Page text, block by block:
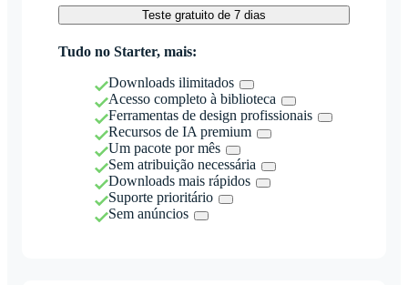
Teste gratuito de 7 dias
Tudo no Starter, mais:
Downloads ilimitados
Acesso completo à biblioteca
Ferramentas de design profissionais
Recursos de IA premium
Um pacote por mês
Sem atribuição necessária
Downloads mais rápidos
Suporte prioritário
Sem anúncios